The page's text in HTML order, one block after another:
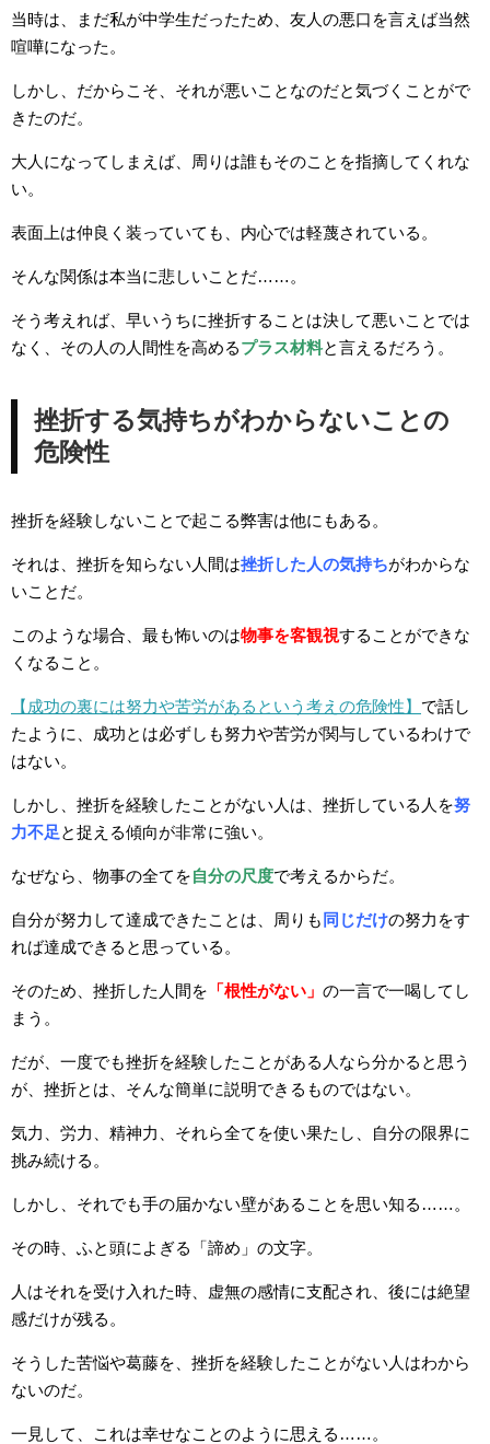
当時は、まだ私が中学生だったため、友人の悪口を言えば当然
喧嘩になった。
しかし、だからこそ、それが悪いことなのだと気づくことがで
きたのだ。
大人になってしまえば、周りは誰もそのことを指摘してくれな
い。
表面上は仲良く装っていても、内心では軽蔑されている。
そんな関係は本当に悲しいことだ……。
そう考えれば、早いうちに挫折することは決して悪いことでは
なく、その人の人間性を高めるプラス材料と言えるだろう。
挫折する気持ちがわからないことの
危険性
挫折を経験しないことで起こる弊害は他にもある。
それは、挫折を知らない人間は挫折した人の気持ちがわからな
いことだ。
このような場合、最も怖いのは物事を客観視することができな
くなること。
【成功の裏には努力や苦労があるという考えの危険性】 で話し
たように、成功とは必ずしも努力や苦労が関与しているわけで
はない。
しかし、挫折を経験したことがない人は、挫折している人を努
力不足と捉える傾向が非常に強い。
なぜなら、物事の全てを自分の尺度で考えるからだ。
自分が努力して達成できたことは、周りも 同じだけの努力をす
れば達成できると思っている。
そのため、挫折した人間を 「根性がない」 の一言で一喝してし
まう。
だが、一度でも挫折を経験したことがある人なら分かると思う
が、挫折とは、そんな簡単に説明できるものではない。
気力、労力、精神力、それら全てを使い果たし、自分の限界に
挑み続ける。
しかし、それでも手の届かない壁があることを思い知る……。
その時、ふと頭によぎる「諦め」の文字。
人はそれを受け入れた時、虚無の感情に支配され、後には絶望
感だけが残る。
そうした苦悩や葛藤を、挫折を経験したことがない人はわから
ないのだ。
一見して、これは幸せなことのように思える……。